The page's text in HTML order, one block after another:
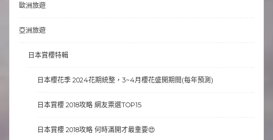
歐洲旅遊
亞洲旅遊
日本賞櫻特輯
日本櫻花季 2024花期統整，3~4月櫻花盛開期間(每年預測)
日本賞櫻 2018攻略 網友票選TOP15
日本賞櫻 2018攻略 何時滿開才最重要😍